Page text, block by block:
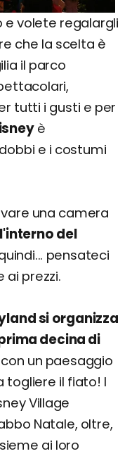
e volete regalargli
che la scelta è
il parco
tutti i gusti e per
è
e i costumi
una camera
del
pensateci
prezzi.
si organizza
decina di
con un paesaggio
togliere il fiato! I
Village
Natale, oltre,
ai loro